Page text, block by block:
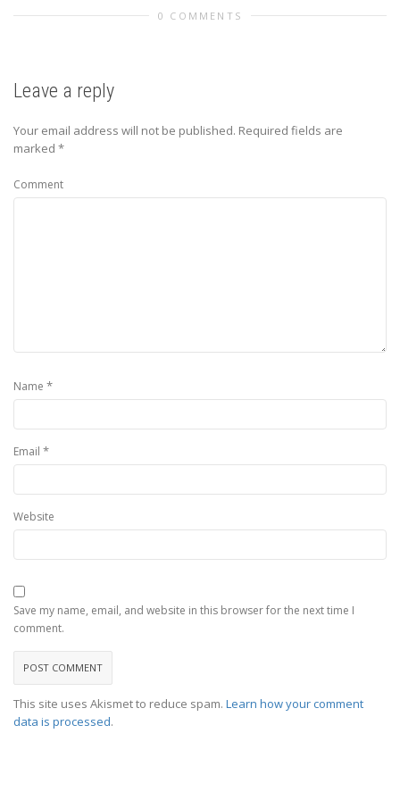
0 COMMENTS
Leave a reply
Your email address will not be published. Required fields are
marked *
Comment
Name *
Email *
Website
Save my name, email, and website in this browser for the next time I
comment.
This site uses Akismet to reduce spam. Learn how your comment
data is processed.